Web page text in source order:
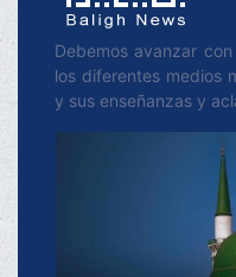
Debemos avanzar
los diferentes medios
y sus enseñanzas y